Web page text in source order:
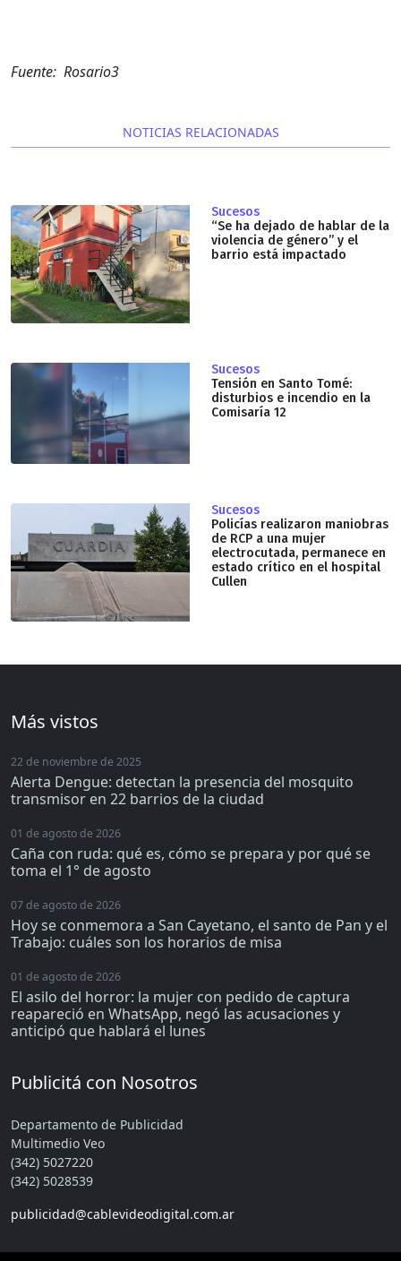
Fuente: Rosario3
NOTICIAS RELACIONADAS
Sucesos
“Se ha dejado de hablar de la
violencia de género” y el
barrio está impactado
Sucesos
Tensión en Santo Tomé:
disturbios e incendio en la
Comisaría 12
Sucesos
Policías realizaron maniobras
de RCP a una mujer
electrocutada, permanece en
estado crítico en el hospital
Cullen
Más vistos
22 de noviembre de 2025
Alerta Dengue: detectan la presencia del mosquito
transmisor en 22 barrios de la ciudad
01 de agosto de 2026
Caña con ruda: qué es, cómo se prepara y por qué se
toma el 1° de agosto
07 de agosto de 2026
Hoy se conmemora a San Cayetano, el santo de Pan y el
Trabajo: cuáles son los horarios de misa
01 de agosto de 2026
El asilo del horror: la mujer con pedido de captura
reapareció en WhatsApp, negó las acusaciones y
anticipó que hablará el lunes
Publicitá con Nosotros
Departamento de Publicidad
Multimedio Veo
(342) 5027220
(342) 5028539
publicidad@cablevideodigital.com.ar